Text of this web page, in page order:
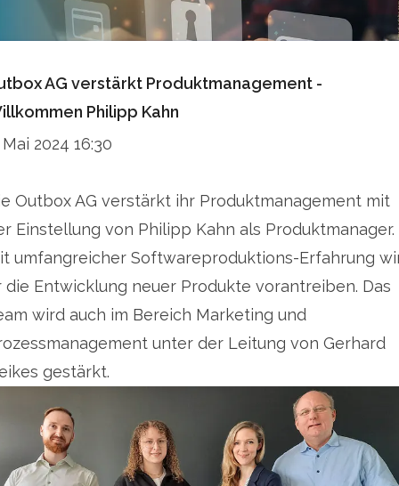
AG verstärkt Produktmanagement -
Philipp Kahn
2024 16:30
Outbox AG verstärkt ihr Produktmanagement mit
Einstellung von Philipp Kahn als Produktmanager.
umfangreicher Softwareproduktions-Erfahrung
die Entwicklung neuer Produkte vorantreiben. Das
wird auch im Bereich Marketing und
unter der Leitung von Gerhard
gestärkt.